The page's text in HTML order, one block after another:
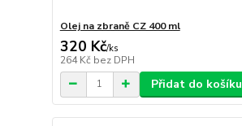
Olej na zbraně CZ 400 ml
320 Kč/ks
264 Kč bez DPH
Přidat do košíku